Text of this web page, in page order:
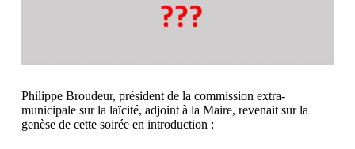
Philippe Broudeur, président de la commission extra-
municipale sur la laïcité, adjoint à la Maire, revenait sur la
genèse de cette soirée en introduction :